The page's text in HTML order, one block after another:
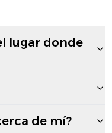
lugar donde
de mí?